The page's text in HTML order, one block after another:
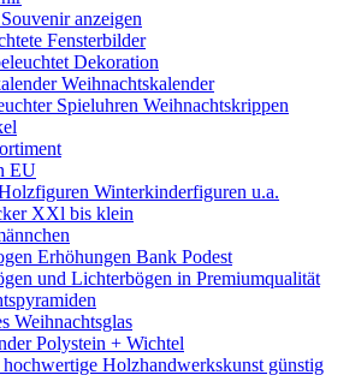
anzeigen
Fensterbilder
Dekoration
Weihnachtskalender
Spieluhren Weihnachtskrippen
EU
Winterkinderfiguren u.a.
XXl bis klein
Erhöhungen Bank Podest
und Lichterbögen in Premiumqualität
Weihnachtsglas
Polystein + Wichtel
Holzhandwerkskunst günstig